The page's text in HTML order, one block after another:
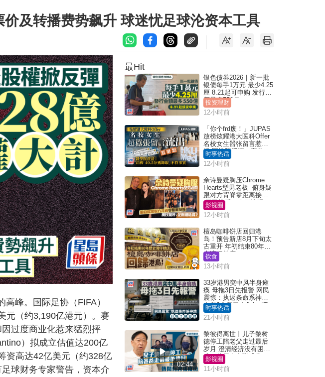
及转播费势飙升 球迷忧足球沦资本工具
峰。国际足协（FIFA）
元（约3,190亿港元）。赛
过度商业化惹来猛烈抨
）拟成立估值达200亿
资高达42亿美元（约328亿
球财务专家警告，资本介
最Hit
银色债券2026｜新一批
银债每手1万元 最少4.25
厘 8.21起可申购 发行金
额最多550亿
投资理财
12小时前
「你个frd废！」JUPAS
放榜炫耀港大医科Offer
名校女生嚣张留言惹众
怒 医学院澄清：宣称
「40.5分获录取」不符事
实｜Juicy叮
时事热话
12小时前
佘诗曼疑胸压Chrome
Hearts型男老板 俯身疑
跟对方背脊零距离接触
网民惊呼：企侧边唔
得？
影视圈
12小时前
檀岛咖啡饼店回归港
岛！预告新店8月下旬太
古重开 年初结束80年历
史湾仔总店
饮食
13小时前
33岁港男突中风半身瘫
痪 母拖3日先报警 网民
震惊：执返条命系神迹
自爆2个恶习｜Juicy叮
时事热话
21小时前
02:44
黎彼得离世丨儿子黎树
德停工陪老父走过最后
岁月 澄清经济没有困
难：传闻有夸张成份
影视圈
11小时前